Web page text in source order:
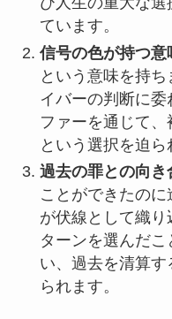
ています。
信号の色が持つ意
という意味を持
イバーの判断に
ファーを通じて、
という選択を迫ら
過去の罪との向き
ことができたの
が伏線として織
ターンを選んだ
い、過去を清算す
られます。